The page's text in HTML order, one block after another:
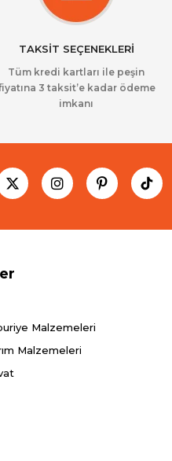
TAKSİT SEÇENEKLERİ
Tüm kredi kartları ile peşin
3 taksit’e kadar ödeme
imkanı
Malzemeleri
Malzemeleri